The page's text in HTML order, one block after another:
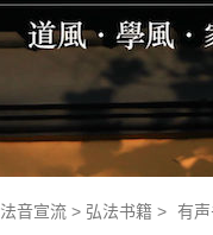
法音宣流 > 弘法书籍 > 有